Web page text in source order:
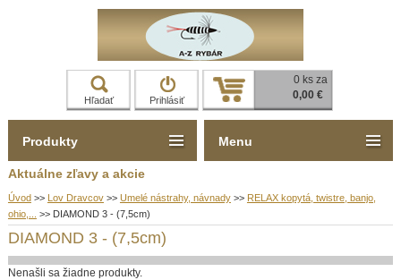
Hľadať Prihlásiť
0 ks za
0,00 €
Aktuálne zľavy a akcie
Úvod >> Lov Dravcov >> Umelé nástrahy, návnady >> RELAX kopytá, twistre, banjo,
ohio,...
>> DIAMOND 3 - (7,5cm)
DIAMOND 3 - (7,5cm)
Nenašli sa žiadne produkty.
Produkty Menu